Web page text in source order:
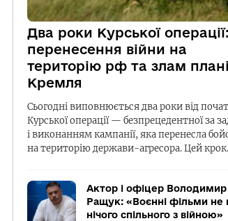
Два роки Курської операції:
перенесення війни на
територію рф та злам
Кремля
Сьогодні виповнюється два роки від
Курської операції — безпрецедентної за
і виконанням кампанії, яка перенесла
на територію держави-агресора. Цей
Актор і офіцер Володимир
Ращук: «Воєнні фільми не
нічого спільного з війною»